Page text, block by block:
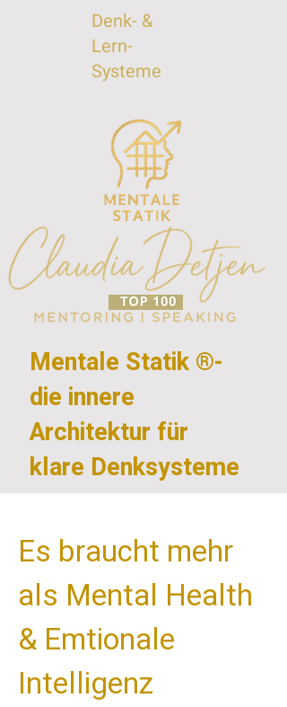
Mentale Statik ®-
die innere
Architektur für
klare Denksysteme
Denk- &
Lern-
Systeme
Es braucht mehr
als Mental Health
& Emtionale
Intelligenz